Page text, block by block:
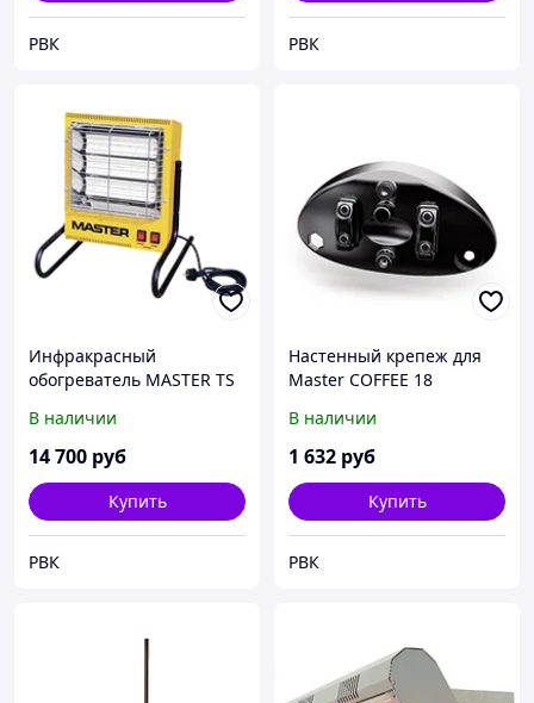
РВК РВК
Инфракрасный
обогреватель MASTER TS
В наличии
14 700 руб
Купить
РВК
Настенный крепеж для
Master COFFEE 18
В наличии
1 632 руб
Купить
РВК